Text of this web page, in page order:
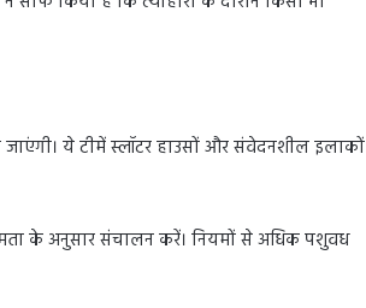
ये टीमें स्लॉटर हाउसों और संवेदनशील इलाकों
के अनुसार संचालन करें। नियमों से अधिक पशुवध